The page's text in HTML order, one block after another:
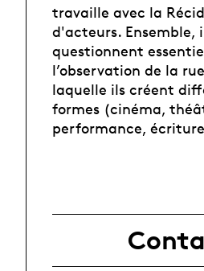
travaille avec la
d'acteurs. Ensemble,
questionnent
l’observation de la
laquelle ils créent
formes (cinéma,
performance,